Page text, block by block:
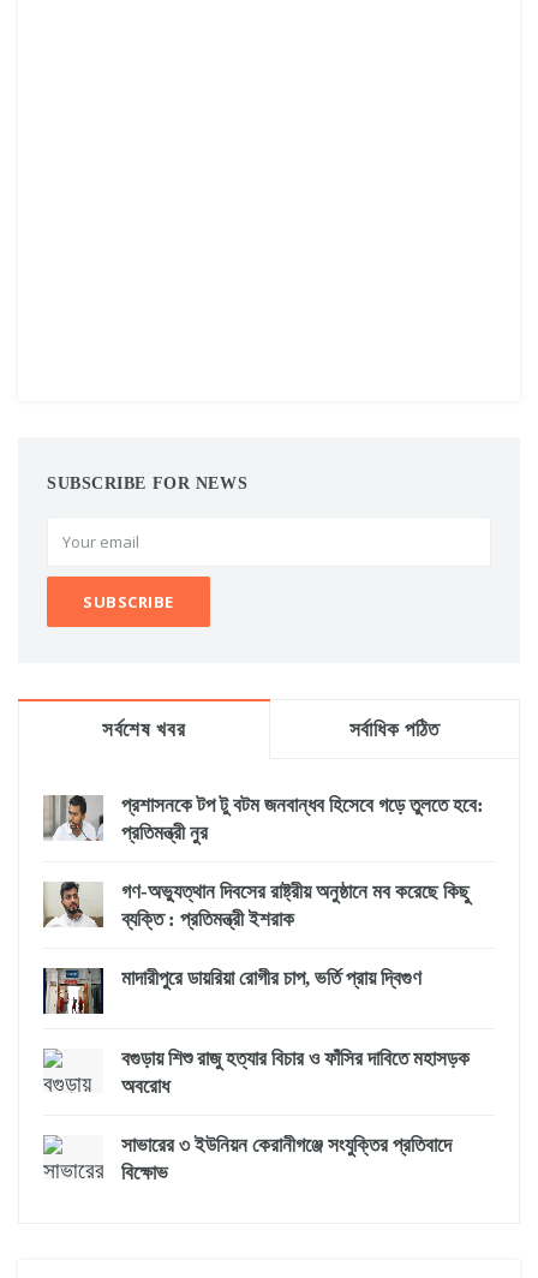
SUBSCRIBE FOR NEWS
সর্বশেষ খবর সর্বাধিক পঠিত
প্রশাসনকে টপ টু বটম জনবান্ধব হিসেবে গড়ে তুলতে হবে:
প্রতিমন্ত্রী নুর
গণ-অভ্যুত্থান দিবসের রাষ্ট্রীয় অনুষ্ঠানে মব করেছে কিছু
ব্যক্তি : প্রতিমন্ত্রী ইশরাক
মাদারীপুরে ডায়রিয়া রোগীর চাপ, ভর্তি প্রায় দ্বিগুণ
বগুড়ায় শিশু রাজু হত্যার বিচার ও ফাঁসির দাবিতে মহাসড়ক
অবরোধ
সাভারের ৩ ইউনিয়ন কেরানীগঞ্জে সংযুক্তির প্রতিবাদে
বিক্ষোভ